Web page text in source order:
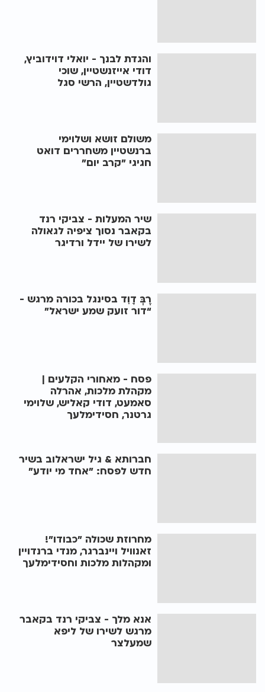
והגדת לבנך - יואלי דוידוביץ,
דודי אייזנשטיין, שוכי
גולדשטיין, הרשי סגל
משולם זושא ושלוימי
ברנשטיין משחררים דואט
חגיגי "קרב יום"
שיר המעלות - צביקי רנד
בקאבר נסוך ציפיה לגאולה
לשירו של יידל ורדיגר
רֶבְּ דָוִד בסינגל בכורה מרגש -
“דור זועק שמע ישראל”
פסח - מאחורי הקלעים |
מקהלת מלכות, אהרלה
סאמעט, דודי קאליש, שלוימי
גרטנר, חסידימלעך
חברותא & גיל ישראלוב בשיר
חדש לפסח: "אחד מי יודע"
מחרוזת שכולה "כבודו"!
זאנוויל ויינברגר, מנדי ברנדויין
ומקהלות מלכות וחסידימלעך
אנא מלך - צביקי רנד בקאבר
מרגש לשירו של ליפא
שמעלצר